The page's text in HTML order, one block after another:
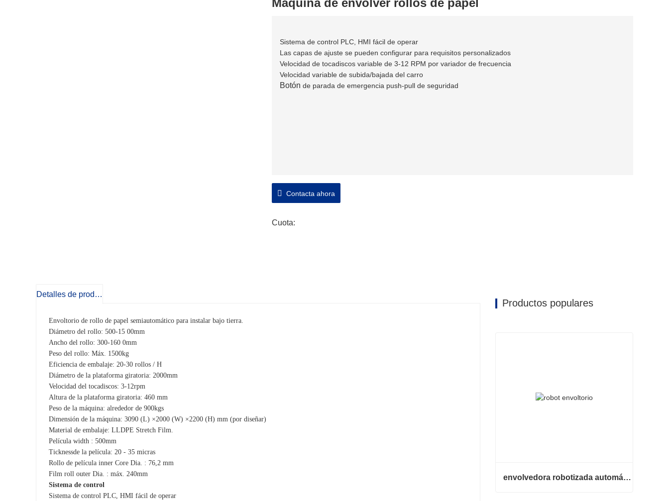
Sistema de control PLC, HMI fácil de operar
Las capas de ajuste se pueden configurar para requisitos personalizados
Velocidad de tocadiscos variable de 3-12 RPM por variador de frecuencia
Velocidad variable de subida/bajada del carro
Botón de parada de emergencia push-pull de seguridad
Contacta ahora
Cuota:
Detalles de producto
Envoltorio de rollo de papel semiautomático para instalar bajo tierra.
Diámetro del rollo: 500-15 00mm
Ancho del rollo: 300-160 0mm
Peso del rollo: Máx. 1500kg
Eficiencia de embalaje: 20-30 rollos / H
Diámetro de la plataforma giratoria: 2000mm
Velocidad del tocadiscos: 3-12rpm
Altura de la plataforma giratoria: 460 mm
Peso de la máquina: alrededor de 900kgs
Dimensión de la máquina: 3090 (L) ×2000 (W) ×2200 (H) mm (por diseñar)
Material de embalaje: LLDPE Stretch Film.
Película width : 500mm
Ticknessde la película: 20 - 35 micras
Rollo de película inner Core Dia : 76,2 mm
Film roll outer Dia : máx. 240mm
Sistema de control
Sistema de control PLC, HMI fácil de operar
Productos populares
envolvedora robotizada automática